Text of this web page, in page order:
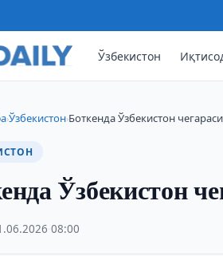
Ўзбекистон
›Ўзбекистон›Боткенда Ўзбекистон
Ўзбекистон
·08:00